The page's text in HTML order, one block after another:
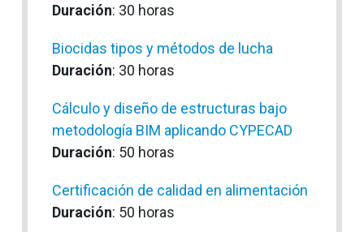
Duración: 30 horas
Biocidas tipos y métodos de lucha
Duración: 30 horas
Cálculo y diseño de estructuras bajo
metodología BIM aplicando CYPECAD
Duración: 50 horas
Certificación de calidad en alimentación
Duración: 50 horas